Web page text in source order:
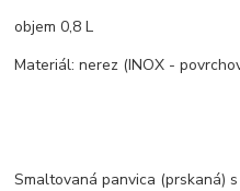
objem 0,8 L
Materiál: nerez (INOX -
Smaltovaná panvica (prskaná)